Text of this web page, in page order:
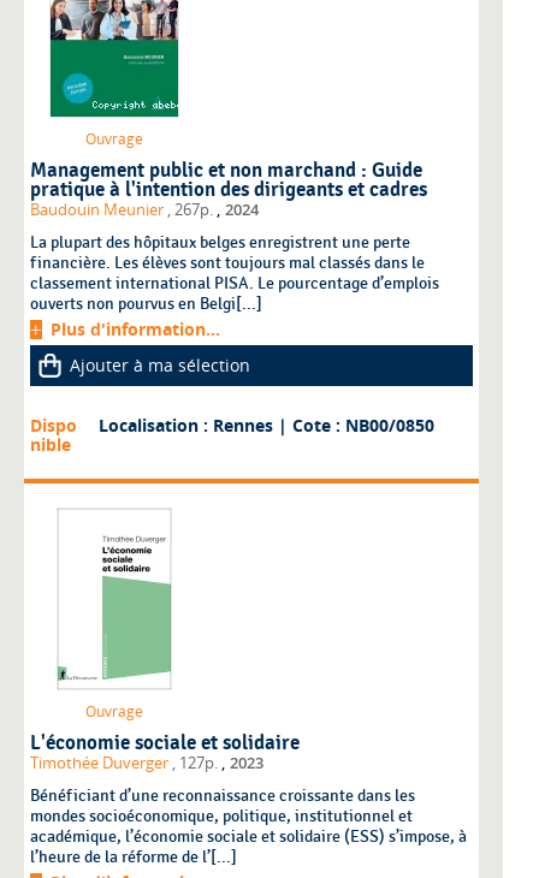
Ouvrage
Management public et non marchand : Guide
pratique à l'intention des dirigeants et cadres
Baudouin Meunier, 267p. , 2024
La plupart des hôpitaux belges enregistrent une perte
financière. Les élèves sont toujours mal classés dans le
classement international PISA. Le pourcentage d’emplois
ouverts non pourvus en Belgi[...]
Plus d'information...
Ajouter à ma sélection
Dispo
nible
Localisation : Rennes | Cote : NB00/0850
Ouvrage
L'économie sociale et solidaire
Timothée Duverger, 127p. , 2023
Bénéficiant d’une reconnaissance croissante dans les
mondes socioéconomique, politique, institutionnel et
académique, l’économie sociale et solidaire (ESS) s’impose, à
l’heure de la réforme de l’[...]